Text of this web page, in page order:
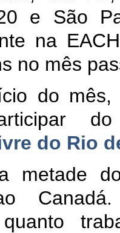
e São
na
no mês
do
do Rio
metade
quanto